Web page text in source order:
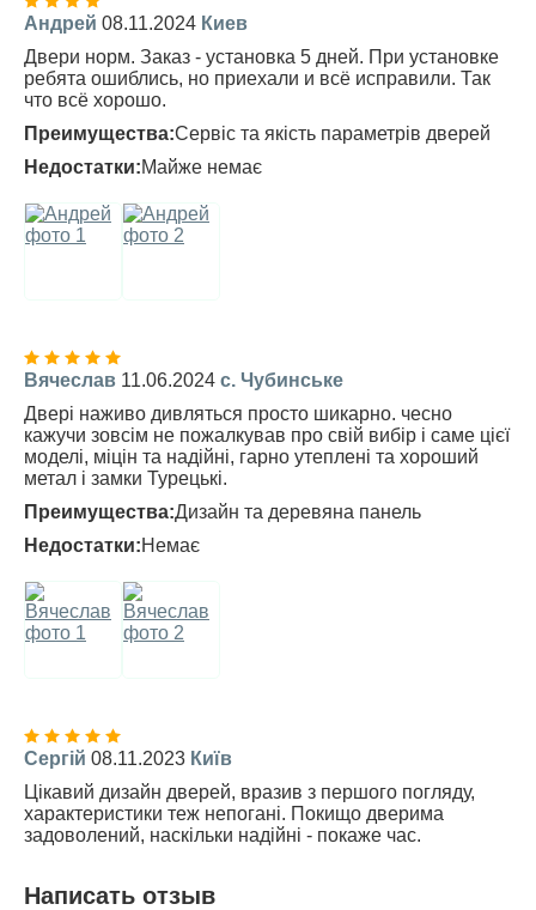
Андрей 08.11.2024 Киев
Двери норм. Заказ - установка 5 дней. При установке
ребята ошиблись, но приехали и всё исправили. Так
что всё хорошо.
Преимущества:Сервіс та якість параметрів дверей
Недостатки:Майже немає
Вячеслав 11.06.2024 с. Чубинське
Двері наживо дивляться просто шикарно. чесно
кажучи зовсім не пожалкував про свій вибір і саме цієї
моделі, міцін та надійні, гарно утеплені та хороший
метал і замки Турецькі.
Преимущества:Дизайн та деревяна панель
Недостатки:Немає
Сергій 08.11.2023 Київ
Цікавий дизайн дверей, вразив з першого погляду,
характеристики теж непогані. Покищо дверима
задоволений, наскільки надійні - покаже час.
Написать отзыв